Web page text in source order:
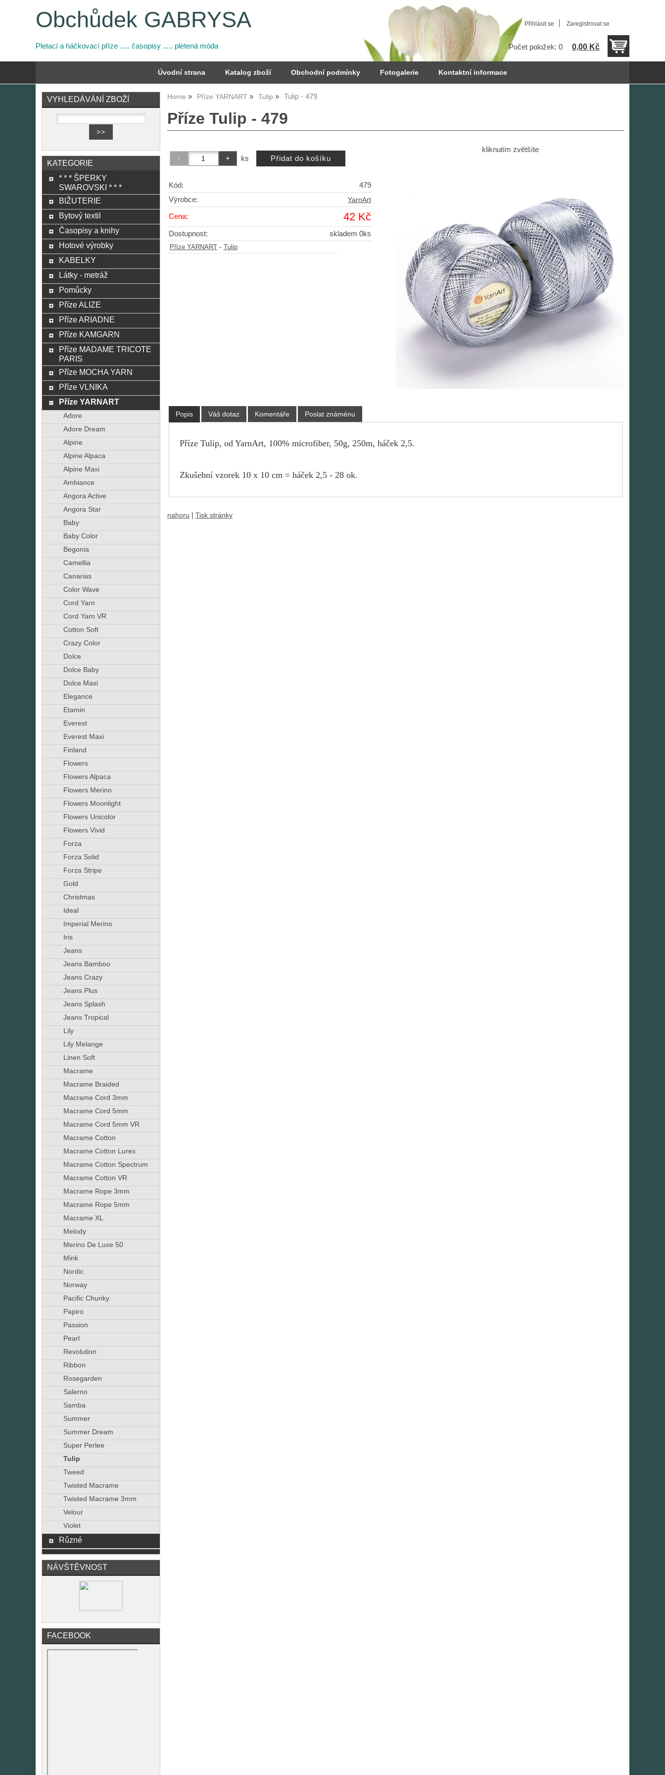
Přihlásit se Zaregistrovat se
Počet položek: 0 0,00 Kč
Obchůdek GABRYSA
Pletací a háčkovací příze ..... časopisy ..... pletená móda
Úvodní strana Katalog zboží Obchodní podmínky Fotogalerie Kontaktní informace
Home Příze YARNART Tulip Tulip - 479
Příze Tulip - 479
kliknutím zvětšíte
ks
Kód:
479
Výrobce:
YarnArt
Cena: 42 Kč
Dostupnost: skladem 0ks
Příze YARNART - Tulip
Popis Váš dotaz Komentáře Poslat známénu
Příze Tulip, od YarnArt, 100% microfiber, 50g, 250m, háček 2,5.
Zkušební vzorek 10 x 10 cm = háček 2,5 - 28 ok.
nahoru Tisk stránky
VYHLEDÁVÁNÍ ZBOŽÍ
KATEGORIE
* * * ŠPERKY
SWAROVSKI * * *
BIŽUTERIE
Bytový textil
Časopisy a knihy
Hotové výrobky
KABELKY
Látky - metráž
Pomůcky
Příze ALIZE
Příze ARIADNE
Příze KAMGARN
Příze MADAME TRICOTE
PARIS
Příze MOCHA YARN
Příze VLNIKA
Příze YARNART
Adore
Adore Dream
Alpine
Alpine Alpaca
Alpine Maxi
Ambiance
Angora Active
Angora Star
Baby
Baby Color
Begonia
Camellia
Canarias
Color Wave
Cord Yarn
Cord Yarn VR
Cotton Soft
Crazy Color
Dolce
Dolce Baby
Dolce Maxi
Elegance
Etamin
Everest
Everest Maxi
Finland
Flowers
Flowers Alpaca
Flowers Merino
Flowers Moonlight
Flowers Unicolor
Flowers Vivid
Forza
Forza Solid
Forza Stripe
Gold
Christmas
Ideal
Imperial Merino
Iris
Jeans
Jeans Bamboo
Jeans Crazy
Jeans Plus
Jeans Splash
Jeans Tropical
Lily
Lily Melange
Linen Soft
Macrame
Macrame Braided
Macrame Cord 3mm
Macrame Cord 5mm
Macrame Cord 5mm VR
Macrame Cotton
Macrame Cotton Lurex
Macrame Cotton Spectrum
Macrame Cotton VR
Macrame Rope 3mm
Macrame Rope 5mm
Macrame XL
Melody
Merino De Luxe 50
Mink
Nordic
Norway
Pacific Chunky
Papiro
Passion
Pearl
Revolution
Ribbon
Rosegarden
Salerno
Samba
Summer
Summer Dream
Super Perlee
Tulip
Tweed
Twisted Macrame
Twisted Macrame 3mm
Velour
Violet
Různé
NÁVŠTĚVNOST
FACEBOOK